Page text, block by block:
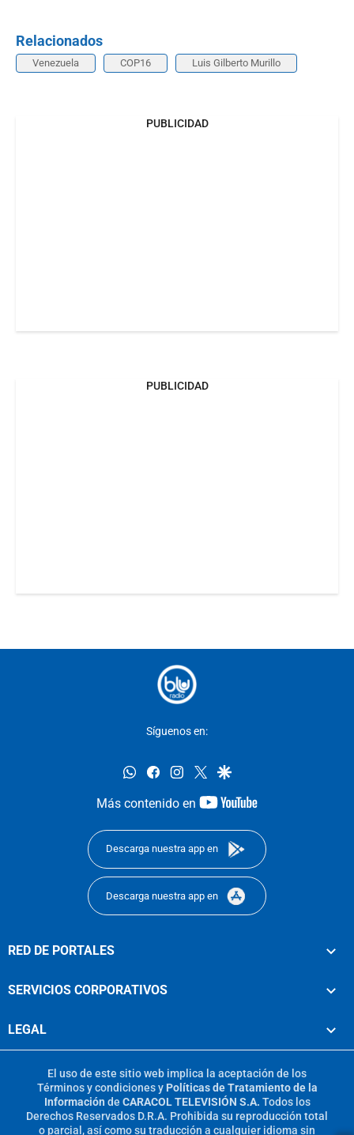
Relacionados
Venezuela COP16 Luis Gilberto Murillo
PUBLICIDAD
PUBLICIDAD
Síguenos en:
whatsappfacebookinstagram
twittergoogle
Más contenido en
youtube-
Descarga nuestra app en
Descarga nuestra app en
RED DE PORTALES
SERVICIOS CORPORATIVOS
LEGAL
El uso de este sitio web implica la aceptación de los
Términos y condicionesy Políticas de Tratamiento de la
Información de CARACOL TELEVISIÓN S.A. Todos los
Derechos Reservados D.R.A. Prohibida su reproducción total
o parcial, así como su traducción a cualquier idioma sin